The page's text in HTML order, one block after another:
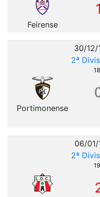
Feirense
30/
2ª
Portimonense
06/
2ª